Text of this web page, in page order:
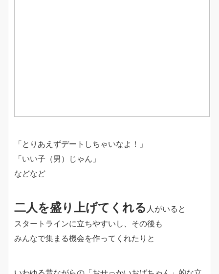
「とりあえずデートしちゃいなよ！」
「いい子（男）じゃん」
などなど
二人を盛り上げてくれる 人がいると
スタートラインに立ちやすいし、その後も
みんなで集まる機会を作ってくれたりと